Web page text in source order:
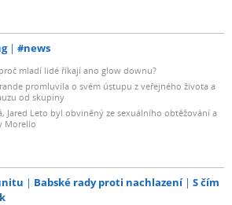
#news
mladí lidé říkají ano glow downu?
promluvila o svém ústupu z veřejného života a
od skupiny
Jared Leto byl obviněný ze sexuálního obtěžování a
Morello
Babské rady proti nachlazení
S čím